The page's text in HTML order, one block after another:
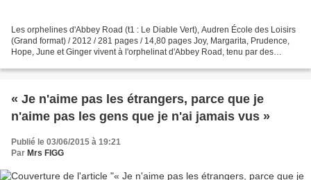
Les orphelines d'Abbey Road (t1 : Le Diable Vert), Audren École des Loisirs
(Grand format) / 2012 / 281 pages / 14,80 pages Joy, Margarita, Prudence,
Hope, June et Ginger vivent à l'orphelinat d'Abbey Road, tenu par des
« Je n'aime pas les étrangers, parce que je
n'aime pas les gens que je n'ai jamais vus »
Publié le 03/06/2015 à 19:21
Par Mrs FIGG